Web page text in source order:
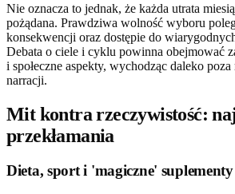
Nie oznacza to jednak, że każda utrata
pożądana. Prawdziwa wolność wyboru
konsekwencji oraz dostępie do
Debata o ciele i cyklu powinna obejmować
i społeczne aspekty, wychodząc daleko
narracji.
Mit kontra rzeczywistość:
przekłamania
Dieta, sport i 'magiczne' suplementy